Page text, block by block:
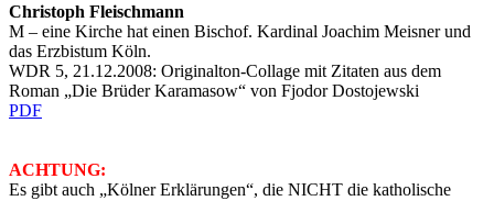
Christoph Fleischmann
M – eine Kirche hat einen Bischof. Kardinal Joachim Meisner und
das Erzbistum Köln.
WDR 5, 21.12.2008: Originalton-Collage mit Zitaten aus dem
Roman „Die Brüder Karamasow“ von Fjodor Dostojewski
PDF
ACHTUNG:
Es gibt auch „Kölner Erklärungen“, die NICHT die katholische